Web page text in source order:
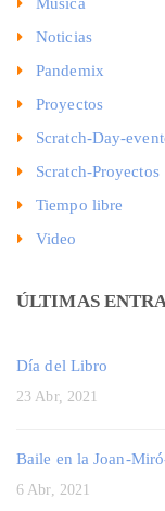
Noticias
Pandemix
Proyectos
Scratch-Day-
Scratch-Proyectos
Tiempo libre
Video
ÚLTIMAS
Día del Libro
23 Abr, 2021
Baile en la Joan-
6 Abr, 2021